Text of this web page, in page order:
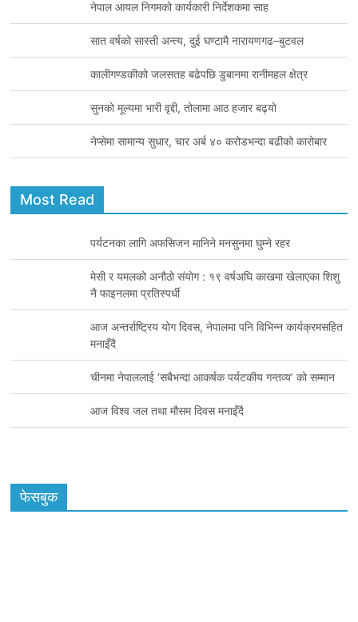
n
नेपाल आयल निगमको कार्यकारी निर्देशकमा साह
सात वर्षको सास्ती अन्त्य, दुई घण्टामै नारायणगढ–बुटवल
कालीगण्डकीको जलसतह बढेपछि डुबानमा रानीमहल क्षेत्र
सुनकाे मूल्यमा भारी वृद्दी, तोलामा आठ हजार बढ्याे
नेप्सेमा सामान्य सुधार, चार अर्ब ४० करोडभन्दा बढीको कारोबार
Most Read
पर्यटनका लागि अफसिजन मानिने मनसुनमा घुम्ने रहर
मेसी र यमलको अनौठो संयोग : १९ वर्षअघि काखमा खेलाएका शिशु
नै फाइनलमा प्रतिस्पर्धी
आज अन्तर्राष्ट्रिय योग दिवस, नेपालमा पनि विभिन्न कार्यक्रमसहित
मनाइँदै
चीनमा नेपाललाई ‘सबैभन्दा आकर्षक पर्यटकीय गन्तव्य’ को सम्मान
आज विश्व जल तथा मौसम दिवस मनाइँदै
फेसबुक